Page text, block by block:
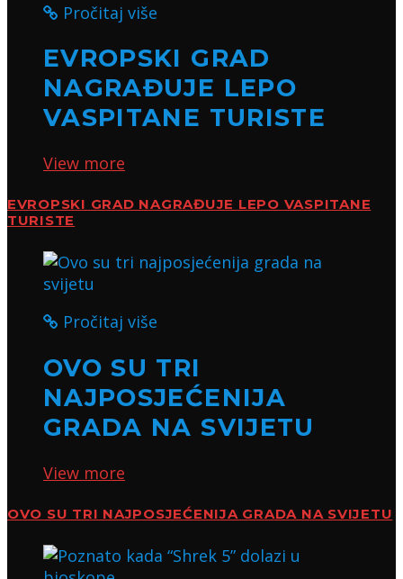
Pročitaj više
EVROPSKI GRAD
NAGRAĐUJE LEPO
VASPITANE TURISTE
View more
EVROPSKI GRAD NAGRAĐUJE LEPO VASPITANE
TURISTE
Pročitaj više
OVO SU TRI
NAJPOSJEĆENIJA
GRADA NA SVIJETU
View more
OVO SU TRI NAJPOSJEĆENIJA GRADA NA SVIJETU